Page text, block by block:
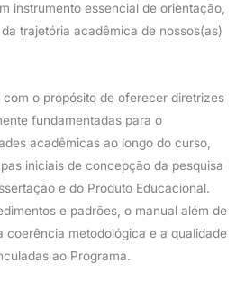
instrumento essencial de orientação,
trajetória acadêmica de nossos(as)
o propósito de oferecer diretrizes
fundamentadas para o
acadêmicas ao longo do curso,
iniciais de concepção da pesquisa
e do Produto Educacional.
e padrões, o manual além de
coerência metodológica e a qualidade
ao Programa.